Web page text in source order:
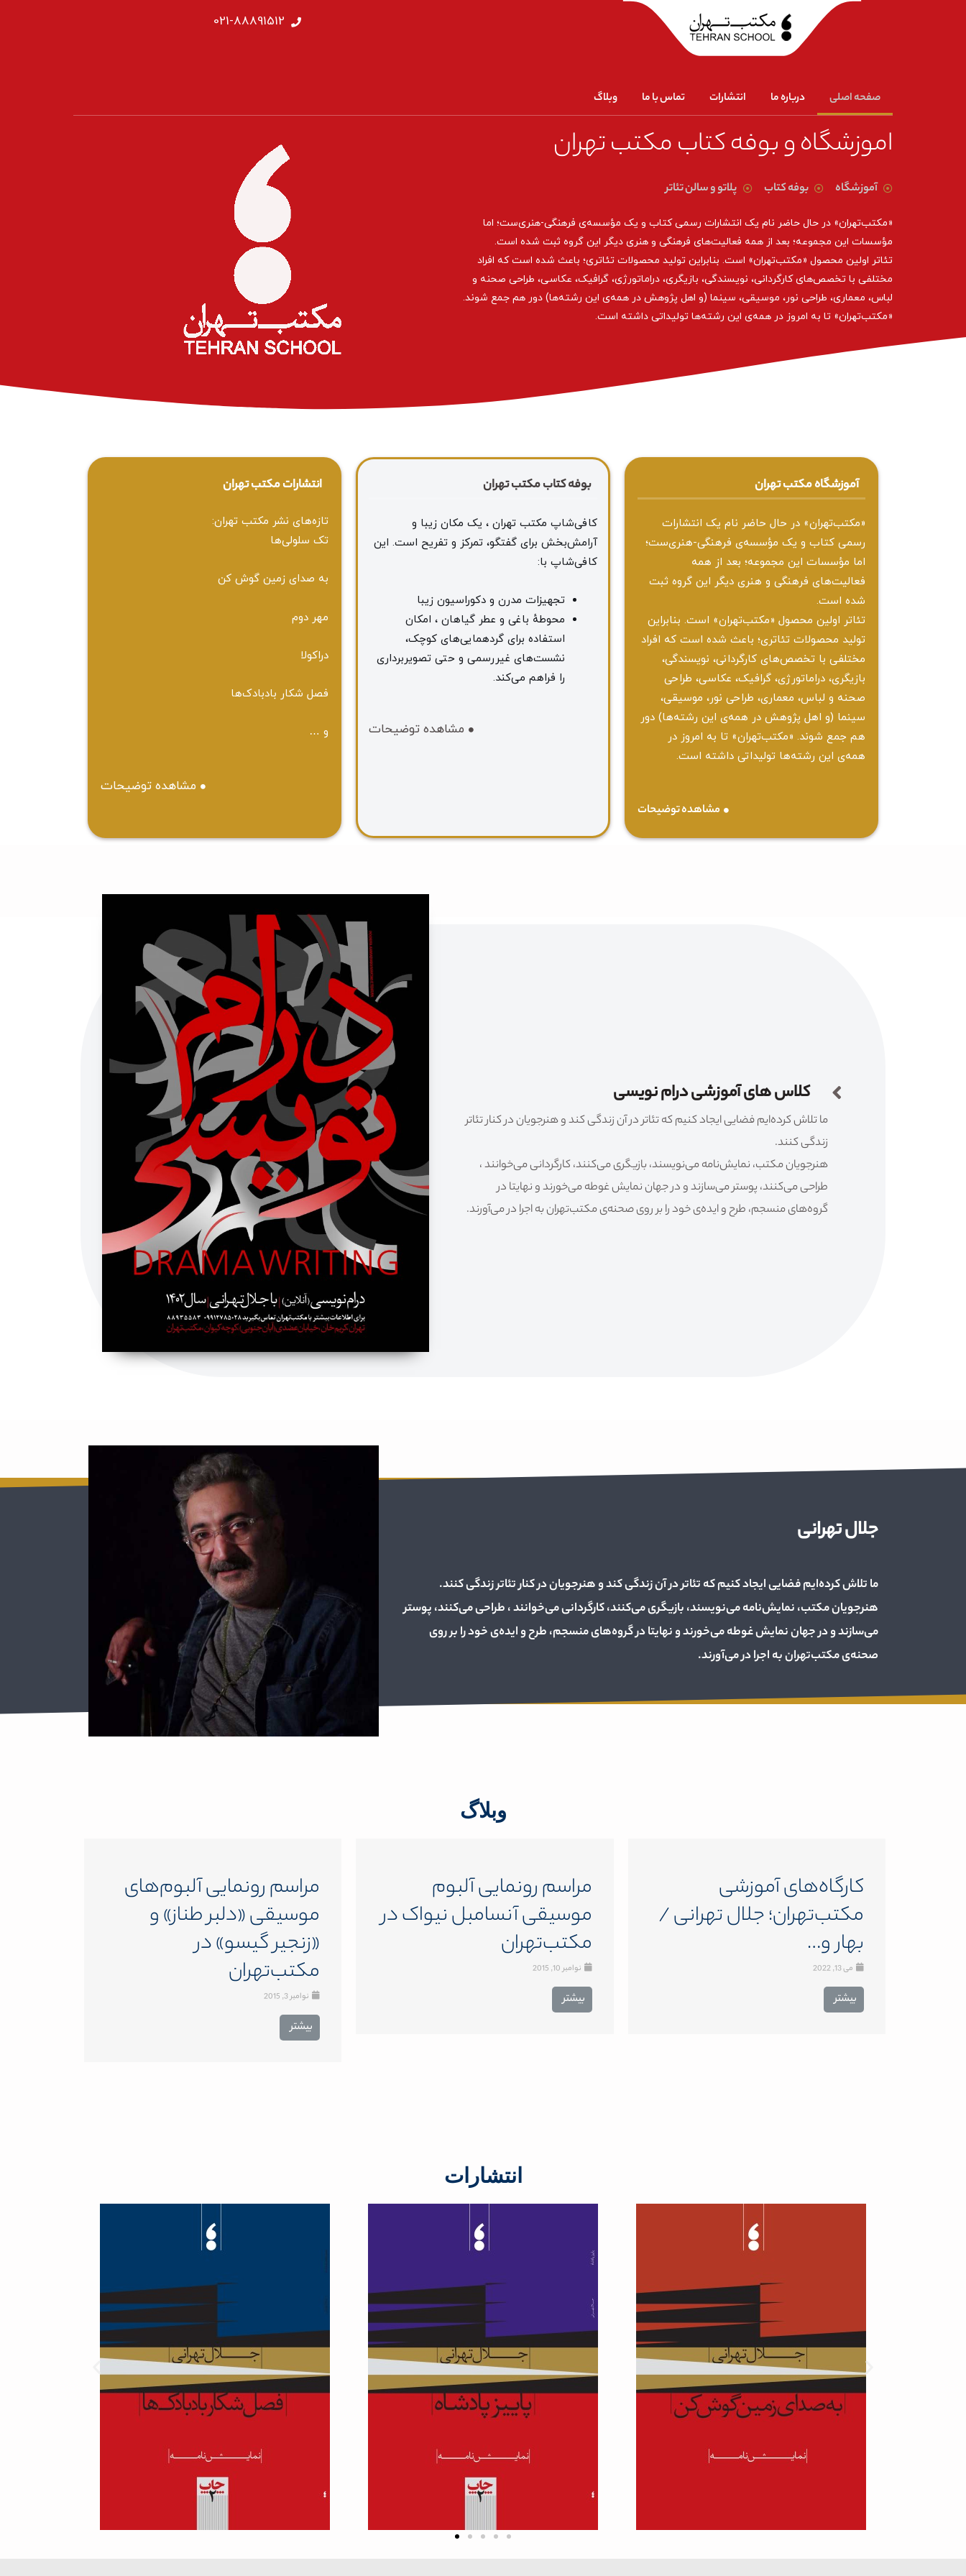
021-88891512
صفحه اصلی درباره ما انتشارات تماس با ما وبلاگ
اموزشگاه و بوفه کتاب مکتب تهران
آموزشگاه بوفه کتاب پلاتو و سالن تئاتر
«مکتب‌تهران» در حال حاضر نام یک انتشارات رسمی کتاب و یک مؤسسه‌ی فرهنگی-هنری‌ست؛ اما
مؤسسات این مجموعه؛ بعد از همه‌ فعالیت‌های فرهنگی و هنری دیگر این گروه ثبت شده است.
تئاتر اولین محصول «مکتب‌تهران» است. بنابراین تولید محصولات تئاتری؛ باعث شده است که افراد
مختلفی با تخصص‌های کارگردانی، نویسندگی، بازیگری، دراماتورژی، گرافیک، عکاسی، طراحی ‌صحنه و
لباس، معماری، طراحی نور، موسیقی، سینما (و اهل پژوهش در همه‌ی این رشته‌ها) دور هم جمع شوند.
«مکتب‌تهران» تا به امروز در همه‌ی این رشته‌ها تولیداتی داشته است.
آموزشگاه مکتب تهران
«مکتب‌تهران» در حال حاضر نام یک انتشارات
رسمی کتاب و یک مؤسسه‌ی فرهنگی-هنری‌ست؛
اما مؤسسات این مجموعه؛ بعد از همه‌
فعالیت‌های فرهنگی و هنری دیگر این گروه ثبت
شده است.
تئاتر اولین محصول «مکتب‌تهران» است. بنابراین
تولید محصولات تئاتری؛ باعث شده است که افراد
مختلفی با تخصص‌های کارگردانی، نویسندگی،
بازیگری، دراماتورژی، گرافیک، عکاسی، طراحی
‌صحنه و لباس، معماری، طراحی نور، موسیقی،
سینما (و اهل پژوهش در همه‌ی این رشته‌ها) دور
هم جمع شوند. «مکتب‌تهران» تا به امروز در
همه‌ی این رشته‌ها تولیداتی داشته است.
مشاهده توضیحات
بوفه کتاب مکتب تهران
کافی‌شاپ مکتب تهران ، یک مکان زیبا و
آرامش‌بخش برای گفتگو، تمرکز و تفریح است. این
کافی‌شاپ با:
تجهیزات مدرن و دکوراسیون زیبا
محوطهٔ باغی و عطر گیاهان ، امکان
استفاده برای گردهمایی‌های کوچک،
نشست‌های غیررسمی و حتی تصویربرداری
را فراهم می‌کند.
مشاهده توضیحات
انتشارات مکتب تهران
تازه‌های نشر مکتب تهران:
تک سلولی‌ها
به صدای زمین گوش کن
مهر دوم
دراکولا
فصل شکار بادبادک‌ها
و …
مشاهده توضیحات
کلاس های آموزشی درام نویسی
ما تلاش کرده‌ایم فضایی ایجاد کنیم که تئاتر در آن زندگی کند و هنرجویان در کنار تئاتر
زندگی کنند.
هنرجویان مکتب، نمایش‌نامه می‌نویسند، بازیگری می‌کنند، کارگردانی می‌خوانند ،
طراحی می‌کنند، پوستر می‌سازند و در جهان نمایش غوطه می‌خورند و نهایتا در
گروه‌های منسجم، طرح و ایده‌ی خود را بر روی صحنه‌ی مکتب‌تهران به اجرا در می‌آورند.
جلال تهرانی
ما تلاش کرده‌ایم فضایی ایجاد کنیم که تئاتر در آن زندگی کند و هنرجویان در کنار تئاتر زندگی کنند.
هنرجویان مکتب، نمایش‌نامه می‌نویسند، بازیگری می‌کنند، کارگردانی می‌خوانند ، طراحی می‌کنند، پوستر
می‌سازند و در جهان نمایش غوطه می‌خورند و نهایتا در گروه‌های منسجم، طرح و ایده‌ی خود را بر روی
صحنه‌ی مکتب‌تهران به اجرا در می‌آورند.
وبلاگ
کارگاه‌های آموزشی
مکتب‌تهران؛ جلال تهرانی /
بهار و…
می 13, 2022
بیشتر
مراسم رونمایی آلبوم
موسیقی آنسامبل نیواک در
مکتب‌تهران
نوامبر 10, 2015
بیشتر
مراسم رونمایی آلبوم‌های
موسیقی «دلبر طناز» و
«زنجیر گیسو» در
مکتب‌تهران
نوامبر 3, 2015
بیشتر
انتشارات